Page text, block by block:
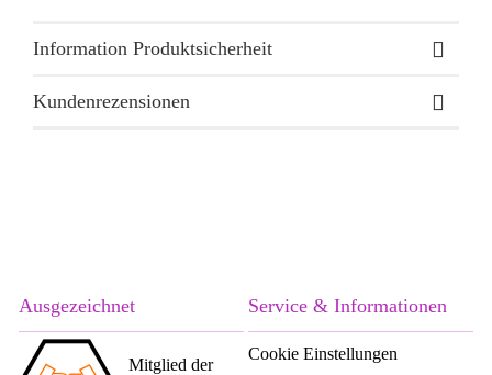
Information Produktsicherheit
Kundenrezensionen
Ausgezeichnet
Mitglied der
Service & Informationen
Cookie Einstellungen